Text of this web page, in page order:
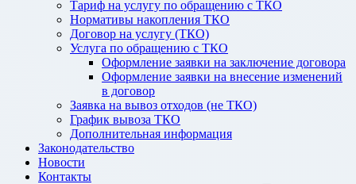
Тариф на услугу по обращению с ТКО
Нормативы накопления ТКО
Договор на услугу (ТКО)
Услуга по обращению с ТКО
Оформление заявки на заключение договора
Оформление заявки на внесение изменений
в договор
Заявка на вывоз отходов (не ТКО)
График вывоза ТКО
Дополнительная информация
Законодательство
Новости
Контакты